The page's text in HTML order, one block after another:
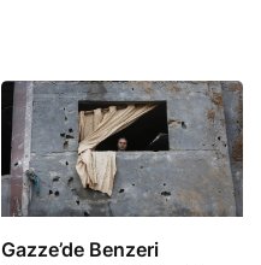
​​​​​​​Gazze’de Benzeri